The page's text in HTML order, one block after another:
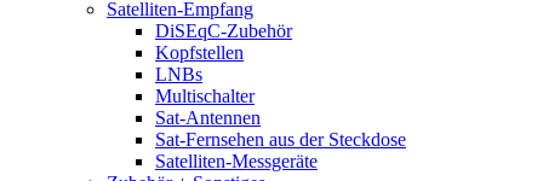
Satelliten-Empfang
DiSEqC-Zubehör
Kopfstellen
LNBs
Multischalter
Sat-Antennen
Sat-Fernsehen aus der Steckdose
Satelliten-Messgeräte